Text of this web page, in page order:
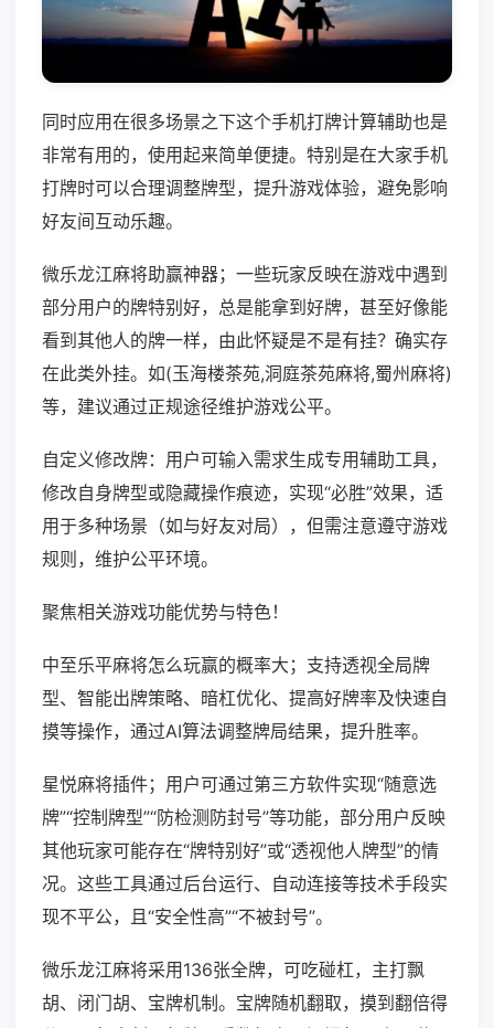
同时应用在很多场景之下这个手机打牌计算辅助也是
非常有用的，使用起来简单便捷。特别是在大家手机
打牌时可以合理调整牌型，提升游戏体验，避免影响
好友间互动乐趣。
微乐龙江麻将助赢神器；一些玩家反映在游戏中遇到
部分用户的牌特别好，总是能拿到好牌，甚至好像能
看到其他人的牌一样，由此怀疑是不是有挂？确实存
在此类外挂。如(玉海楼茶苑,洞庭茶苑麻将,蜀州麻将)
等，建议通过正规途径维护游戏公平。
自定义修改牌：用户可输入需求生成专用辅助工具，
修改自身牌型或隐藏操作痕迹，实现“必胜”效果，适
用于多种场景（如与好友对局），但需注意遵守游戏
规则，维护公平环境。
聚焦相关游戏功能优势与特色！
中至乐平麻将怎么玩赢的概率大；支持透视全局牌
型、智能出牌策略、暗杠优化、提高好牌率及快速自
摸等操作，通过AI算法调整牌局结果，提升胜率。
星悦麻将插件；用户可通过第三方软件实现“随意选
牌”“控制牌型”“防检测防封号”等功能，部分用户反映
其他玩家可能存在“牌特别好”或“透视他人牌型”的情
况。这些工具通过后台运行、自动连接等技术手段实
现不平公，且“安全性高”“不被封号”。
微乐龙江麻将采用136张全牌，可吃碰杠，主打飘
胡、闭门胡、宝牌机制。宝牌随机翻取，摸到翻倍得